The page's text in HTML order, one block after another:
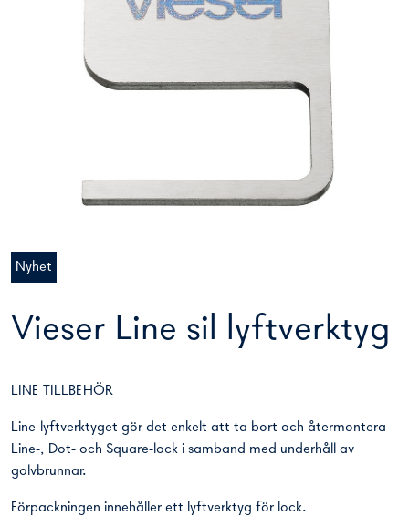
Nyhet
Vieser Line sil lyftverktyg
LINE TILLBEHÖR
Line-lyftverktyget gör det enkelt att ta bort och återmontera
Line-, Dot- och Square-lock i samband med underhåll av
golvbrunnar.
Förpackningen innehåller ett lyftverktyg för lock.